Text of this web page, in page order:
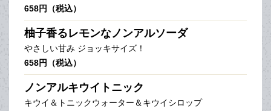
658円（税込）
柚子香るレモンなノンアルソーダ
やさしい甘み ジョッキサイズ！
658円（税込）
ノンアルキウイトニック
キウイ＆トニックウォーター＆キウイシロップ